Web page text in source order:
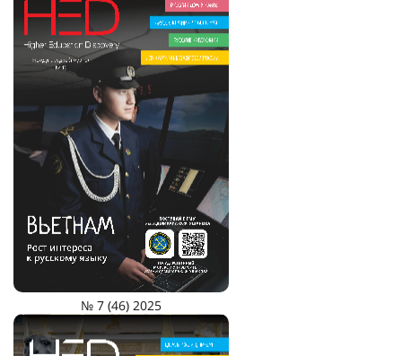
№ 7 (46) 2025